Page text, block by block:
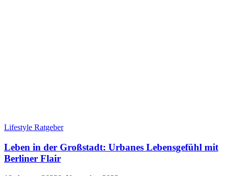
Lifestyle Ratgeber
Leben in der Großstadt: Urbanes Lebensgefühl mit
Berliner Flair